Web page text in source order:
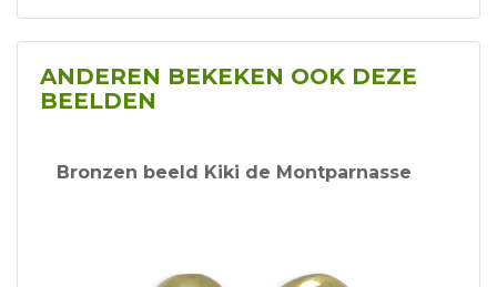
ANDEREN BEKEKEN OOK DEZE
BEELDEN
Bronzen beeld Kiki de Montparnasse